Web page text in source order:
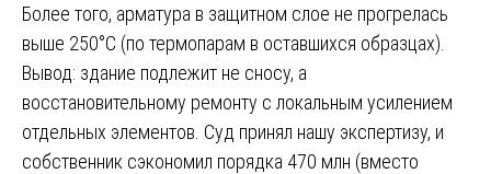
Более того, арматура в защитном слое не прогрелась
выше 250°C (по термопарам в оставшихся образцах).
Вывод: здание подлежит не сносу, а
восстановительному ремонту с локальным усилением
отдельных элементов. Суд принял нашу экспертизу, и
собственник сэкономил порядка 470 млн (вместо